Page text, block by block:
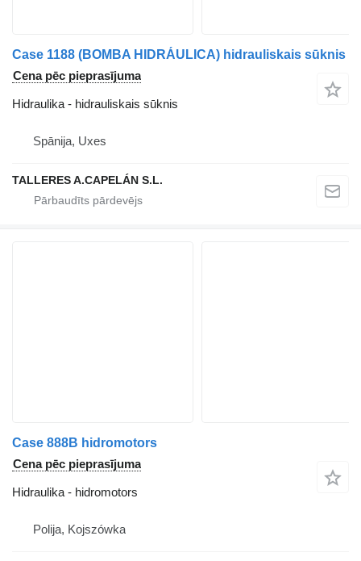
Case 1188 (BOMBA HIDRÁULICA) hidrauliskais sūknis
Cena pēc pieprasījuma
Hidraulika - hidrauliskais sūknis
Spānija, Uxes
TALLERES A.CAPELÁN S.L.
Case 888B hidromotors
Cena pēc pieprasījuma
Hidraulika - hidromotors
Polija, Kojszówka